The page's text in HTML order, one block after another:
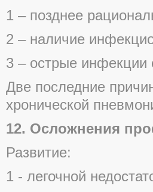
1 – позднее
2 – наличие
3 – острые инфекции
Две последние
хронической
12. Осложнения
Развитие:
1 - легочной